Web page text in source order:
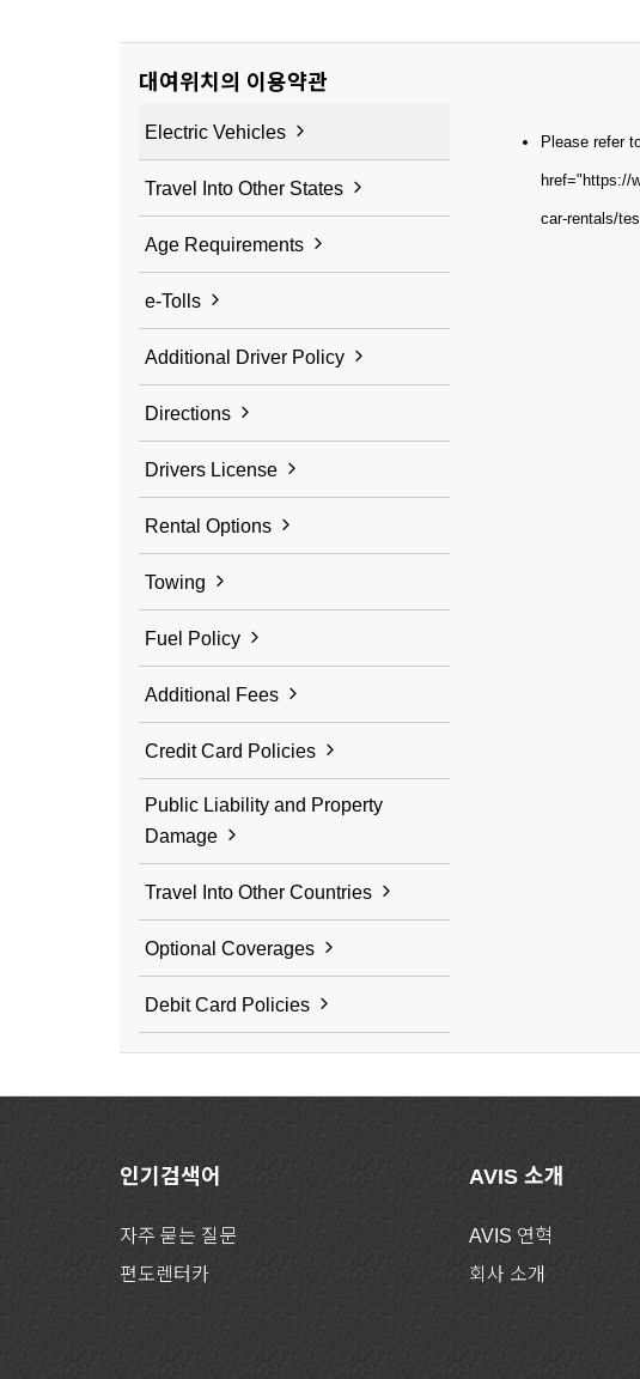
대여위치의 이용약관
Electric Vehicles
Travel Into Other States
Age Requirements
e-Tolls
Additional Driver Policy
Directions
Drivers License
Rental Options
Towing
Fuel Policy
Additional Fees
Credit Card Policies
Public Liability and Property
Damage
Travel Into Other Countries
Optional Coverages
Debit Card Policies
Please refer
href="https://
car-rentals/
인기검색어
자주 묻는 질문
편도렌터카
AVIS 소개
AVIS 연혁
회사 소개